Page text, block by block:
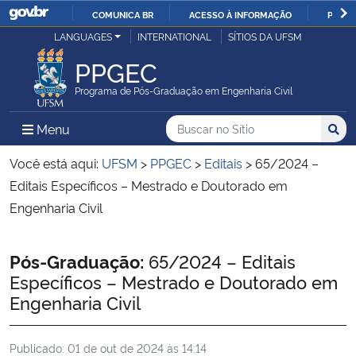
IR
COMUNICA BR ACESSO À INFORMAÇÃO
Ministério da Justiça e Segurança Pública
Ministério da Defesa
Ministério das Relações Exteriores
Ministério da Economia
Ministério da Agricultura, Pecuária e Abastecimento
Ministério da Educação
LANGUAGES INTERNATIONAL SÍTIOS DA UFSM
PPGEC
Programa de Pós-Graduação em Engenharia Civil
Menu Menu Principal do Sítio
Busca
Buscar no no Sítio
Busca:
Você está aqui: UFSM > PPGEC > Editais >65/2024 –
Editais Específicos – Mestrado e Doutorado em
Engenharia Civil
Início do conteúdo
Pós-Graduação: 65/2024 – Editais
Específicos – Mestrado e Doutorado em
Engenharia Civil
Publicado: 01 de out de 2024 às 14:14